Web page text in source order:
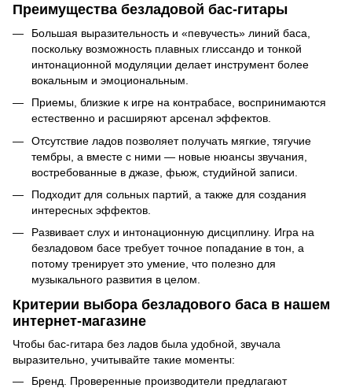
Преимущества безладовой бас-гитары
Большая выразительность и «певучесть» линий баса,
поскольку возможность плавных глиссандо и тонкой
интонационной модуляции делает инструмент более
вокальным и эмоциональным.
Приемы, близкие к игре на контрабасе, воспринимаются
естественно и расширяют арсенал эффектов.
Отсутствие ладов позволяет получать мягкие, тягучие
тембры, а вместе с ними — новые нюансы звучания,
востребованные в джазе, фьюж, студийной записи.
Подходит для сольных партий, а также для создания
интересных эффектов.
Развивает слух и интонационную дисциплину. Игра на
безладовом басе требует точное попадание в тон, а
потому тренирует это умение, что полезно для
музыкального развития в целом.
Критерии выбора безладового баса в нашем
интернет-магазине
Чтобы бас-гитара без ладов была удобной, звучала
выразительно, учитывайте такие моменты:
Бренд. Проверенные производители предлагают